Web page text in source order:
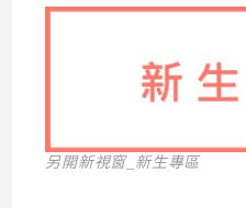
另開新視窗_新生專區